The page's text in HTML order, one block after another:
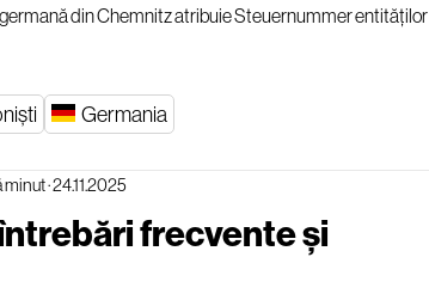
din Chemnitz atribuie Steuernummer entităților
Germania
minut·24.11.2025
frecvente și